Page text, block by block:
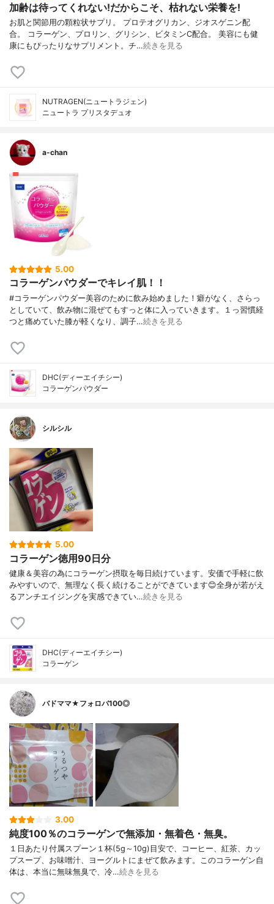
加齢は待ってくれない!だからこそ、枯れない栄養を!
お肌と関節用の顆粒状サプリ。 プロテオグリカン、ジオスゲニン配
合。 コラーゲン、プロリン、グリシン、ビタミンC配合。 美容にも健
康にもぴったりなサプリメント。チ…続きを見る
NUTRAGEN(ニュートラジェン)
ニュートラ プリスタデュオ
a-chan
5.00
コラーゲンパウダーでキレイ肌！！
#コラーゲンパウダー美容のために飲み始めました！癖がなく、さらっ
としていて、飲み物に混ぜてもすっと体に入っていきます。１っ習慣経
つと痛めていた膝が軽くなり、調子…続きを見る
DHC(ディーエイチシー)
コラーゲンパウダー
シルシル
5.00
コラーゲン徳用90日分
健康＆美容の為にコラーゲン摂取を毎日続けています。安価で手軽に飲
みやすいので、無理なく長く続けることができています😊全身が若がえ
るアンチエイジングを実感できてい…続きを見る
DHC(ディーエイチシー)
コラーゲン
バドママ★フォロバ100◎
3.00
純度100％のコラーゲンで無添加・無着色・無臭。
１日あたり付属スプーン１杯(5g～10g)目安で、コーヒー、紅茶、カッ
プスープ、お味噌汁、ヨーグルトにまぜて飲みます。このコラーゲン自
体は、本当に無味無臭で、冷…続きを見る